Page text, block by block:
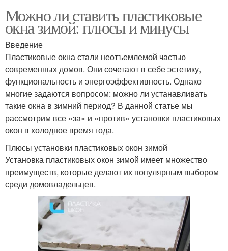
Можно ли ставить пластиковые
окна зимой: плюсы и минусы
Введение
Пластиковые окна стали неотъемлемой частью
современных домов. Они сочетают в себе эстетику,
функциональность и энергоэффективность. Однако
многие задаются вопросом: можно ли устанавливать
такие окна в зимний период? В данной статье мы
рассмотрим все «за» и «против» установки пластиковых
окон в холодное время года.
Плюсы установки пластиковых окон зимой
Установка пластиковых окон зимой имеет множество
преимуществ, которые делают их популярным выбором
среди домовладельцев.